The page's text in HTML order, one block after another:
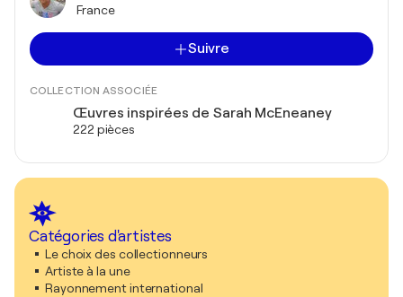
France
Suivre
COLLECTION ASSOCIÉE
Œuvres inspirées de Sarah McEneaney
222 pièces
Catégories d'artistes
Le choix des collectionneurs
Artiste à la une
Rayonnement international